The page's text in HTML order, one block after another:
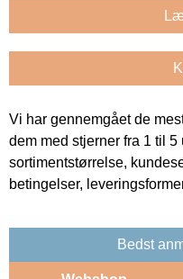
Vi har gennemgået de
dem med stjerner fra 1 til
sortimentstørrelse,
betingelser,
Bedst